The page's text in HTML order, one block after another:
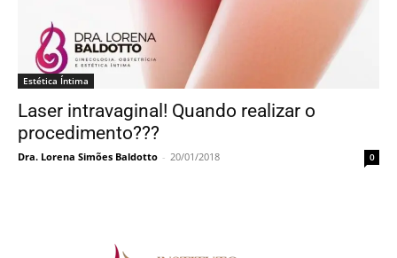
Estética Íntima
Laser intravaginal! Quando realizar o
procedimento???
Dra. Lorena Simões Baldotto - 20/01/2018 0